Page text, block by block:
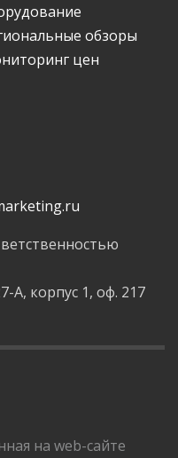
обзоры
цен
А, корпус 1, оф. 217
на web-сайте